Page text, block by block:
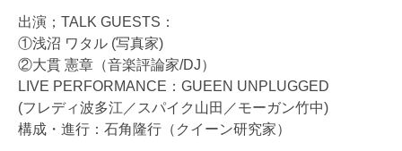
出演；TALK GUESTS：
①浅沼 ワタル (写真家)
②大貫 憲章（音楽評論家/DJ）
LIVE PERFORMANCE：GUEEN UNPLUGGED
(フレディ波多江／スパイク山田／モーガン竹中)
構成・進行：石角隆行（クイーン研究家）